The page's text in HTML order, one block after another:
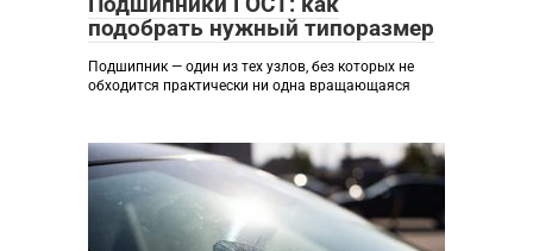
подобрать нужный типоразмер
Подшипник — один из тех узлов, без которых не
обходится практически ни одна вращающаяся